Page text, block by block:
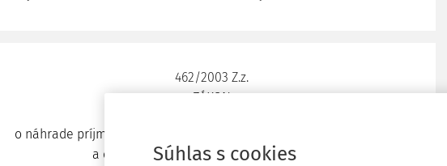
462/2003 Z.z.
ZÁKON
o náhrade príjmu pri dočasnej pracovnej neschopnosti zamestnanca
a o zmene a doplnení niektorých zákonov
Súhlas s cookies